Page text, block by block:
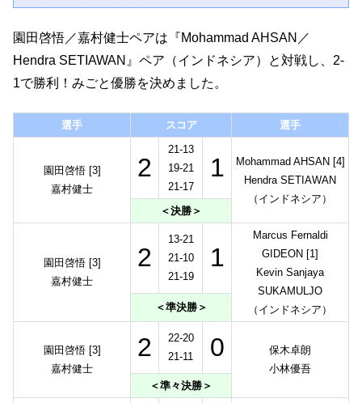
園田啓悟／嘉村健士ペアは『Mohammad AHSAN／
Hendra SETIAWAN』ペア（インドネシア）と対戦し、2-
1で勝利！みごと優勝を決めました。
選手 スコア 選手
園田啓悟 [3]
嘉村健士
2
21-13
19-21
21-17
1
Mohammad AHSAN [4]
Hendra SETIAWAN
（インドネシア）
＜決勝＞
園田啓悟 [3]
嘉村健士
2
13-21
21-10
21-19
1
Marcus Fernaldi
GIDEON [1]
Kevin Sanjaya
SUKAMULJO
（インドネシア）
＜準決勝＞
園田啓悟 [3]
嘉村健士
2
22-20
21-11
0
保木卓朗
小林優吾
＜準々決勝＞